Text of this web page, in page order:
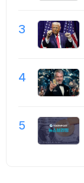
3
4
5